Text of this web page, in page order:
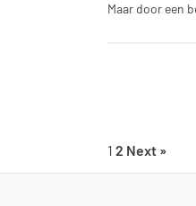
Maar door een
1 2 Next »